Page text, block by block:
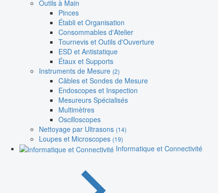
Outils à Main
Pinces
Établi et Organisation
Consommables d'Atelier
Tournevis et Outils d'Ouverture
ESD et Antistatique
Étaux et Supports
Instruments de Mesure (2)
Câbles et Sondes de Mesure
Endoscopes et Inspection
Mesureurs Spécialisés
Multimètres
Oscilloscopes
Nettoyage par Ultrasons (14)
Loupes et Microscopes (19)
Informatique et Connectivité